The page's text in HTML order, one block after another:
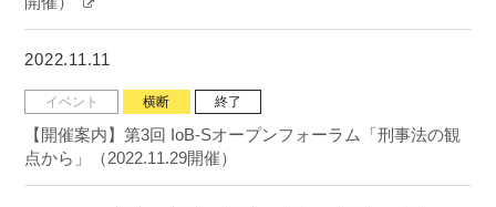
2022.11.11
イベント 横断 終了
【開催案内】第3回 IoB-Sオープンフォーラム「刑事法の観
点から」（2022.11.29開催）